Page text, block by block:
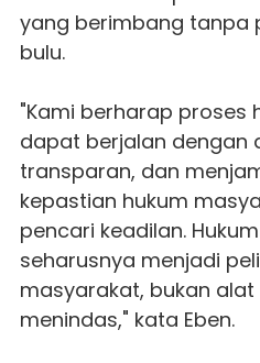
yang berimbang tanpa
bulu.
"Kami berharap proses
dapat berjalan dengan
transparan, dan
kepastian hukum
pencari keadilan. Hukum
seharusnya menjadi
masyarakat, bukan alat
menindas," kata Eben.